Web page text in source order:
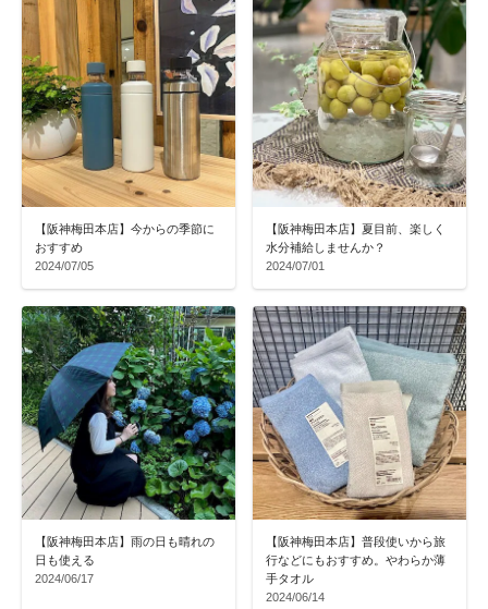
【阪神梅田本店】今からの季節に
おすすめ
2024/07/05
【阪神梅田本店】夏目前、楽しく
水分補給しませんか？
2024/07/01
【阪神梅田本店】雨の日も晴れの
日も使える
2024/06/17
【阪神梅田本店】普段使いから旅
行などにもおすすめ。やわらか薄
手タオル
2024/06/14